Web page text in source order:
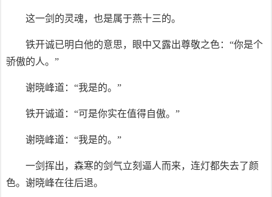
这一剑的灵魂，也是属于燕十三的。
铁开诚已明白他的意思，眼中又露出尊敬之色：“你是个
骄傲的人。”
谢晓峰道：“我是的。”
铁开诚道：“可是你实在值得自傲。”
谢晓峰道：“我是的。”
一剑挥出，森寒的剑气立刻逼人而来，连灯都失去了颜
色。谢晓峰在往后退。